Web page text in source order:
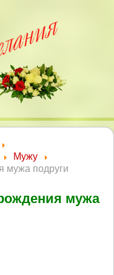
Мужу
мужа подруги
мужа